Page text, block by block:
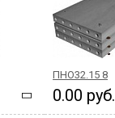
ПНО32.15 8
0.00 руб.